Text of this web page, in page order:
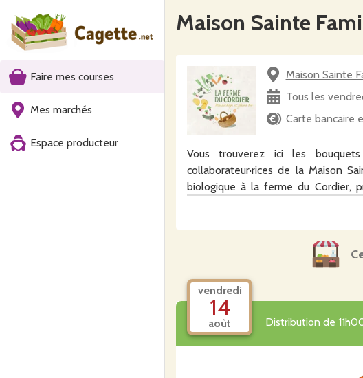
Faire mes courses
Mes marchés
Espace producteur
Maison Sainte
Maison Sainte
Tous les
Carte bancaire
Vous trouverez ici les
collaborateur·rices de la Maison
biologique à la ferme du Cordier,
Les bouquets sont déposés à
ensuite dans les chambres.
Des abonnements sont également
vendredi
14
août Distribution de